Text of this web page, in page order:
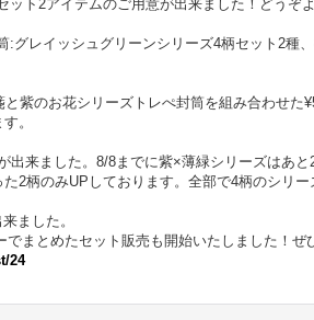
ット2アイテムのご用意が出来ました！どうぞ
:グレイッシュグリーンシリーズ4柄セット2種
紫のお花シリーズトレぺ封筒を組み合わせた
。
出来ました。8/8までに紫×薄緑シリーズはあ
2柄のみUPしております。全部で4柄のシリー
ました。
まとめたセット販売も開始いたしました！ぜ
24